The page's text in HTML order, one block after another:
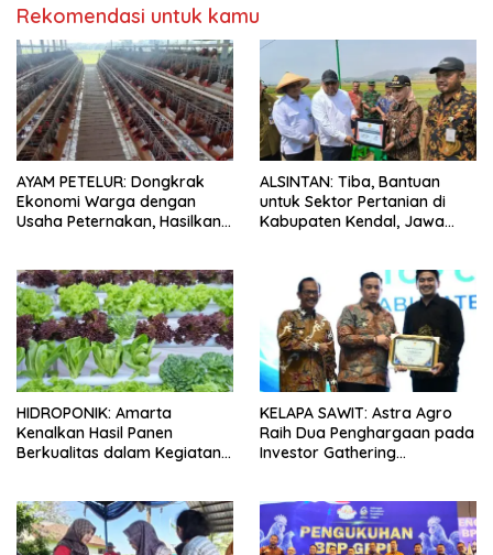
Rekomendasi untuk kamu
AYAM PETELUR: Dongkrak
Ekonomi Warga dengan
Usaha Peternakan, Hasilkan
ALSINTAN: Tiba, Bantuan
untuk Sektor Pertanian di
Kabupaten Kendal, Jawa
HIDROPONIK: Amarta
Kenalkan Hasil Panen
Berkualitas dalam Kegiatan
KELAPA SAWIT: Astra Agro
Raih Dua Penghargaan pada
Investor Gathering